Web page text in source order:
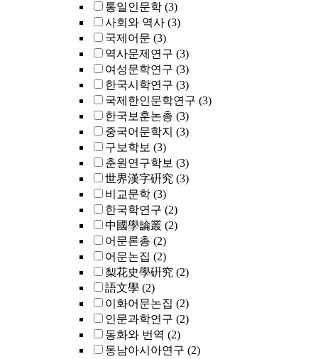
통일인문학 (3)
사회와 역사 (3)
국제어문 (3)
역사문제연구 (3)
여성문학연구 (3)
한국시학연구 (3)
국제한인문학연구 (3)
한국보훈논총 (3)
중국어문학지 (3)
구보학보 (3)
춘원연구학보 (3)
世界漢字硏究 (3)
비교문학 (3)
한국학연구 (2)
中國學論叢 (2)
어문론총 (2)
어문논집 (2)
梨花史學硏究 (2)
語文學 (2)
이화어문논집 (2)
인문과학연구 (2)
동화와 번역 (2)
동남아시아연구 (2)